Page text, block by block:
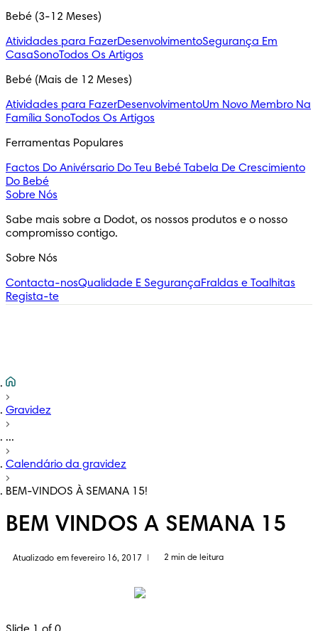
Bebé (3-12 Meses)
Atividades para FazerDesenvolvimentoSegurança Em
CasaSonoTodos Os Artigos
Bebé (Mais de 12 Meses)
Atividades para FazerDesenvolvimentoUm Novo Membro Na
Família SonoTodos Os Artigos
Ferramentas Populares
Factos Do Anivérsario Do Teu Bebé Tabela De Crescimiento
Do Bebé
Sobre Nós
Sabe mais sobre a Dodot, os nossos produtos e o nosso
compromisso contigo.
Sobre Nós
Contacta-nosQualidade E SegurançaFraldas e Toalhitas
Regista-te
Gravidez
...
Calendário da gravidez
BEM-VINDOS À SEMANA 15!
BEM VINDOS A SEMANA 15
Atualizado em fevereiro 16, 2017 2 min de leitura